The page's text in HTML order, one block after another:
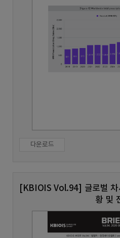
다운로드
[KBIOIS Vol.94] 글로벌 차
황 및